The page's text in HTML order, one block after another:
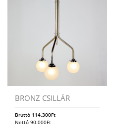
BRONZ CSILLÁR
Bruttó 114.300Ft
Nettó 90.000Ft